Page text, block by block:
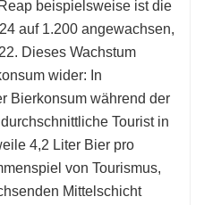
beispielsweise ist die
auf 1.200 angewachsen,
Dieses Wachstum
wider: In
Bierkonsum während der
Tourist in
4,2 Liter Bier pro
von Tourismus,
Mittelschicht